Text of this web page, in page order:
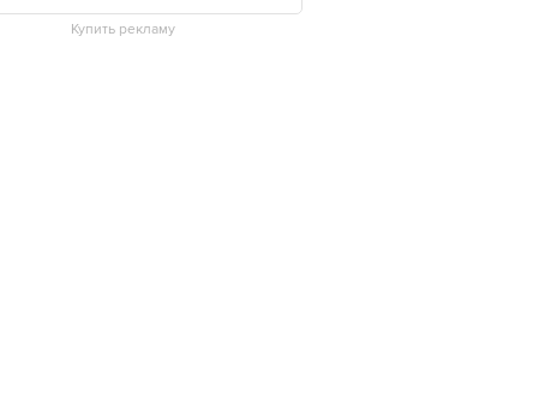
Купить рекламу